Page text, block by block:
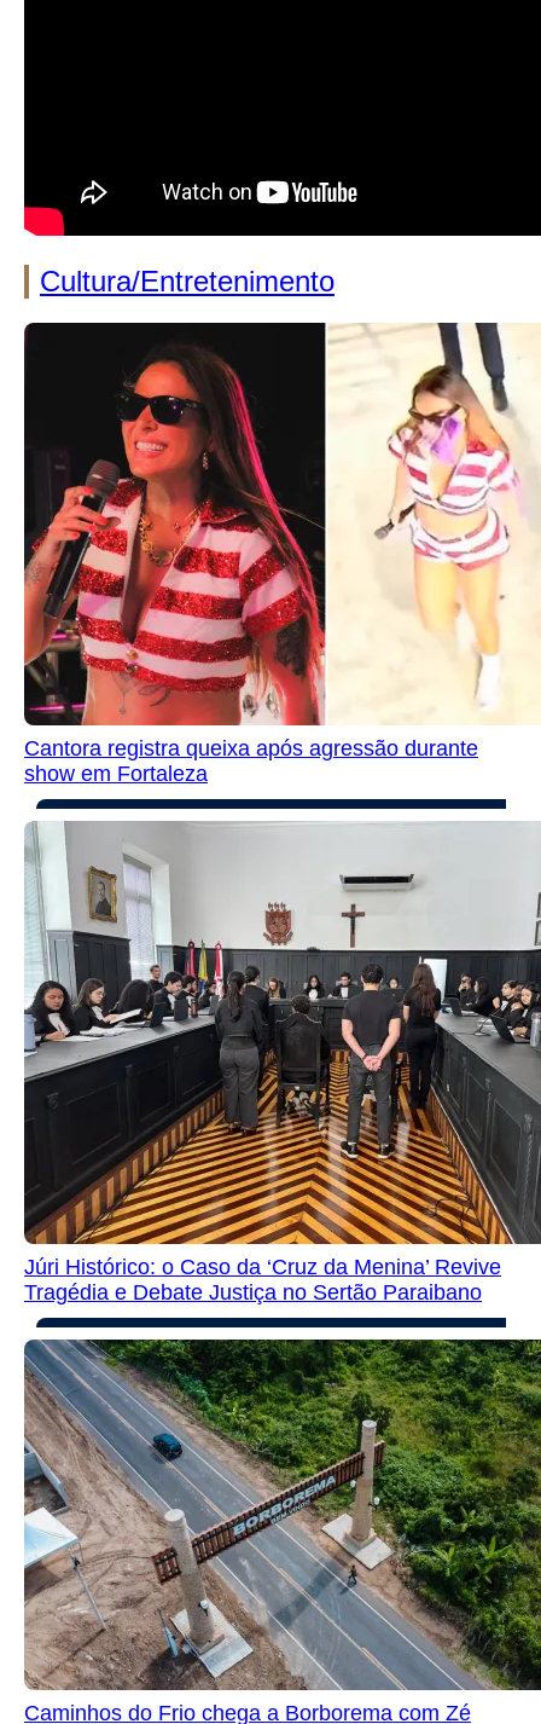
Cultura/Entretenimento
Cantora registra queixa após agressão durante
show em Fortaleza
Júri Histórico: o Caso da ‘Cruz da Menina’ Revive
Tragédia e Debate Justiça no Sertão Paraibano
Caminhos do Frio chega a Borborema com Zé